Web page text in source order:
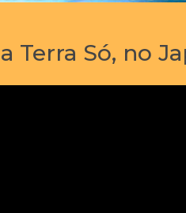
Terra Só, no